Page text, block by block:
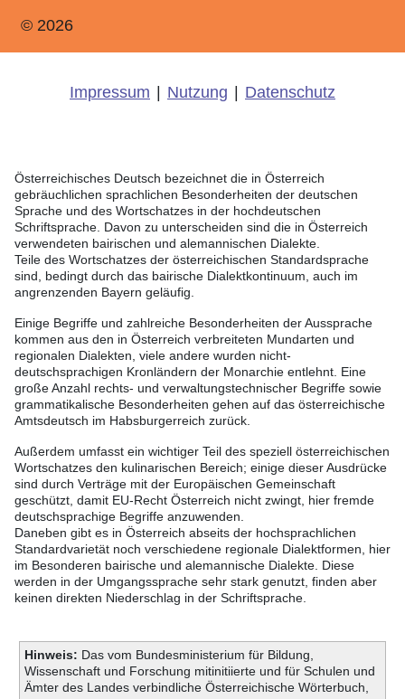
© 2026
Impressum Nutzung Datenschutz
Österreichisches Deutsch bezeichnet die in Österreich
gebräuchlichen sprachlichen Besonderheiten der deutschen
Sprache und des Wortschatzes in der hochdeutschen
Schriftsprache. Davon zu unterscheiden sind die in Österreich
verwendeten bairischen und alemannischen Dialekte.
Teile des Wortschatzes der österreichischen Standardsprache
sind, bedingt durch das bairische Dialektkontinuum, auch im
angrenzenden Bayern geläufig.
Einige Begriffe und zahlreiche Besonderheiten der Aussprache
kommen aus den in Österreich verbreiteten Mundarten und
regionalen Dialekten, viele andere wurden nicht-
deutschsprachigen Kronländern der Monarchie entlehnt. Eine
große Anzahl rechts- und verwaltungstechnischer Begriffe sowie
grammatikalische Besonderheiten gehen auf das österreichische
Amtsdeutsch im Habsburgerreich zurück.
Außerdem umfasst ein wichtiger Teil des speziell österreichischen
Wortschatzes den kulinarischen Bereich; einige dieser Ausdrücke
sind durch Verträge mit der Europäischen Gemeinschaft
geschützt, damit EU-Recht Österreich nicht zwingt, hier fremde
deutschsprachige Begriffe anzuwenden.
Daneben gibt es in Österreich abseits der hochsprachlichen
Standardvarietät noch verschiedene regionale Dialektformen, hier
im Besonderen bairische und alemannische Dialekte. Diese
werden in der Umgangssprache sehr stark genutzt, finden aber
keinen direkten Niederschlag in der Schriftsprache.
Hinweis: Das vom Bundesministerium für Bildung,
Wissenschaft und Forschung mitinitiierte und für Schulen und
Ämter des Landes verbindliche Österreichische Wörterbuch,